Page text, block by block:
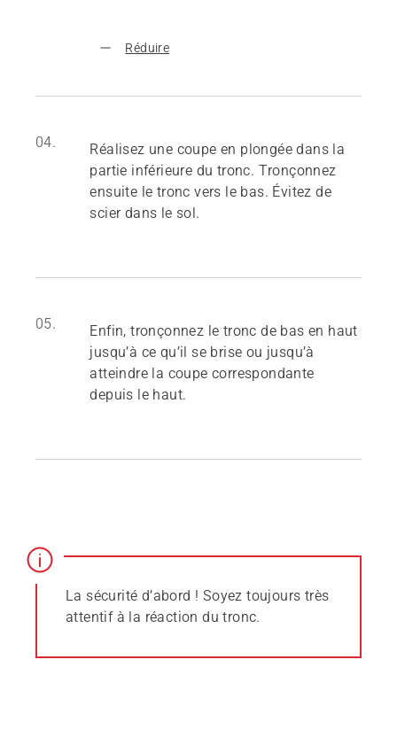
Réduire
04.
Réalisez une coupe en plongée dans la
partie inférieure du tronc. Tronçonnez
ensuite le tronc vers le bas. Évitez de
scier dans le sol.
05.
Enfin, tronçonnez le tronc de bas en haut
jusqu’à ce qu’il se brise ou jusqu’à
atteindre la coupe correspondante
depuis le haut.
La sécurité d’abord ! Soyez toujours très
attentif à la réaction du tronc.